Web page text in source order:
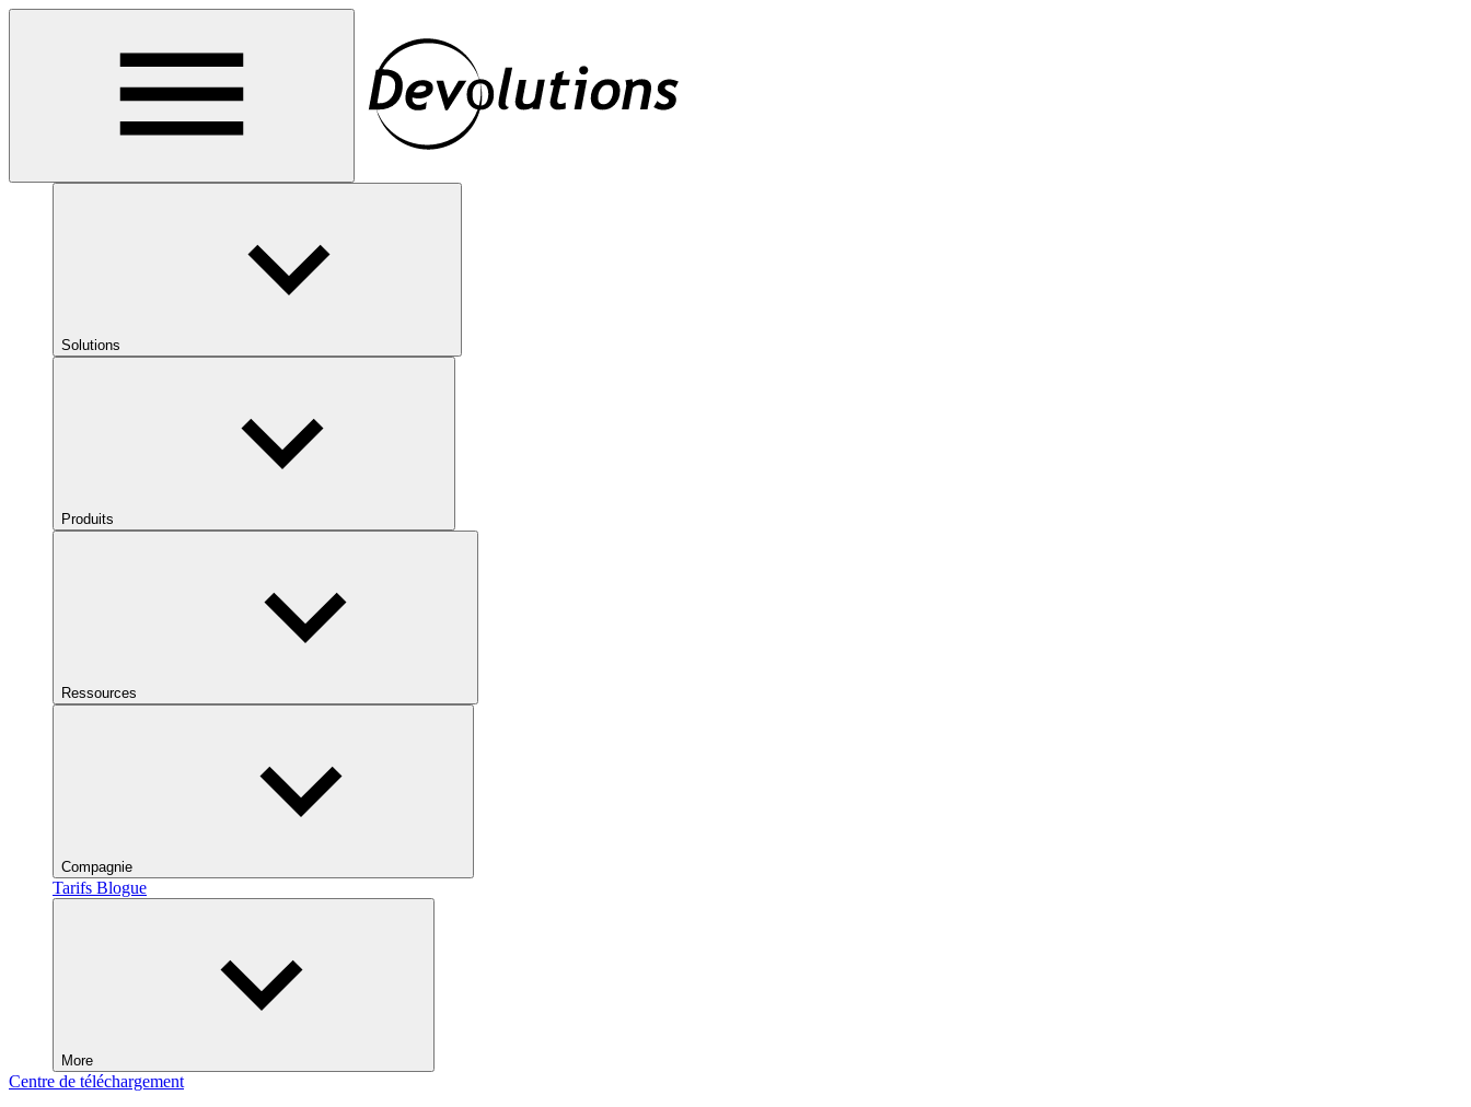
Solutions
Produits
Ressources
Compagnie
Tarifs Blogue
More
Centre de téléchargement